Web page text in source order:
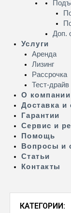
Доп.
Услуги
Аренда
Лизинг
Рассрочка
Тест-драйв
О компании
Доставка и
Гарантии
Сервис и
Помощь
Вопросы и
Статьи
Контакты
КАТЕГОРИИ: